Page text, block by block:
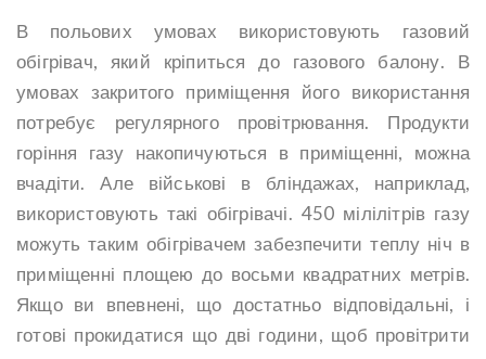
В польових умовах використовують газовий
обігрівач, який кріпиться до газового балону. В
умовах закритого приміщення його використання
потребує регулярного провітрювання. Продукти
горіння газу накопичуються в приміщенні, можна
вчадіти. Але військові в бліндажах, наприклад,
використовують такі обігрівачі. 450 мілілітрів газу
можуть таким обігрівачем забезпечити теплу ніч в
приміщенні площею до восьми квадратних метрів.
Якщо ви впевнені, що достатньо відповідальні, і
готові прокидатися що дві години, щоб провітрити